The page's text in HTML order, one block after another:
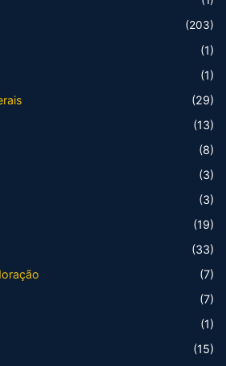
(203)
(1)
(1)
(29)
(13)
(8)
(3)
(3)
(19)
(33)
(7)
(7)
(1)
(15)